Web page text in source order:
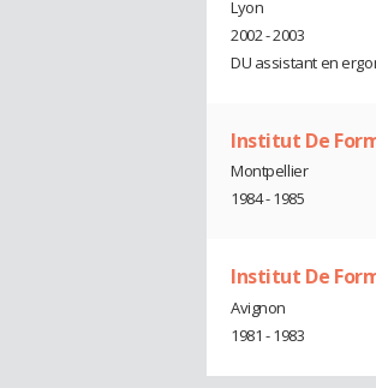
Lyon
2002 - 2003
DU assistant en
Institut De
Montpellier
1984 - 1985
Institut De
Avignon
1981 - 1983